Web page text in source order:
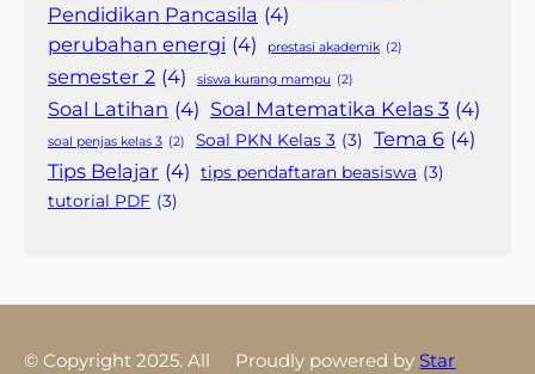
Pendidikan Pancasila (4)
perubahan energi (4) prestasi akademik (2)
semester 2 (4) siswa kurang mampu (2)
Soal Latihan (4) Soal Matematika Kelas 3 (4)
soal penjas kelas 3 (2) Soal PKN Kelas 3 (3) Tema 6 (4)
Tips Belajar (4) tips pendaftaran beasiswa (3)
tutorial PDF (3)
© Copyright 2025. All Proudly powered by Star